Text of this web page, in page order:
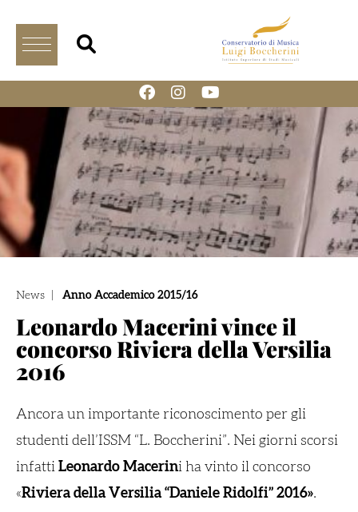
News Anno Accademico 2015/16
Leonardo Macerini vince il
concorso Riviera della Versilia
2016
Ancora un importante riconoscimento per gli
studenti dell’ISSM “L. Boccherini”. Nei giorni scorsi
infatti Leonardo Macerini ha vinto il concorso
«Riviera della Versilia “Daniele Ridolfi” 2016».